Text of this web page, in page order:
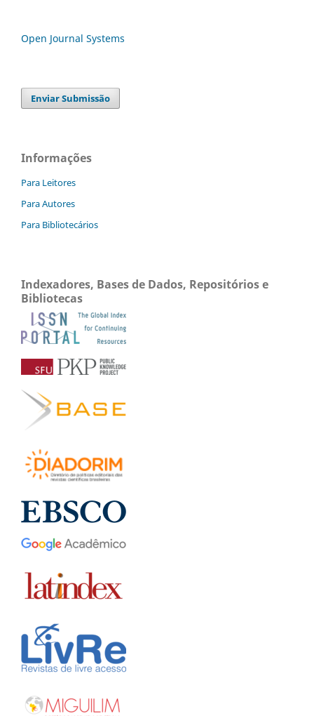
Open Journal Systems
Enviar Submissão
Informações
Para Leitores
Para Autores
Para Bibliotecários
Indexadores, Bases de Dados, Repositórios e
Bibliotecas